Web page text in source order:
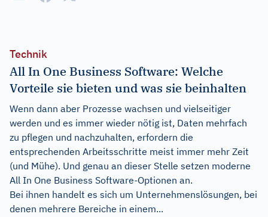
Technik
All In One Business Software: Welche
Vorteile sie bieten und was sie beinhalten
Wenn dann aber Prozesse wachsen und vielseitiger
werden und es immer wieder nötig ist, Daten mehrfach
zu pflegen und nachzuhalten, erfordern die
entsprechenden Arbeitsschritte meist immer mehr Zeit
(und Mühe). Und genau an dieser Stelle setzen moderne
All In One Business Software-Optionen an.
Bei ihnen handelt es sich um Unternehmenslösungen, bei
denen mehrere Bereiche in einem...